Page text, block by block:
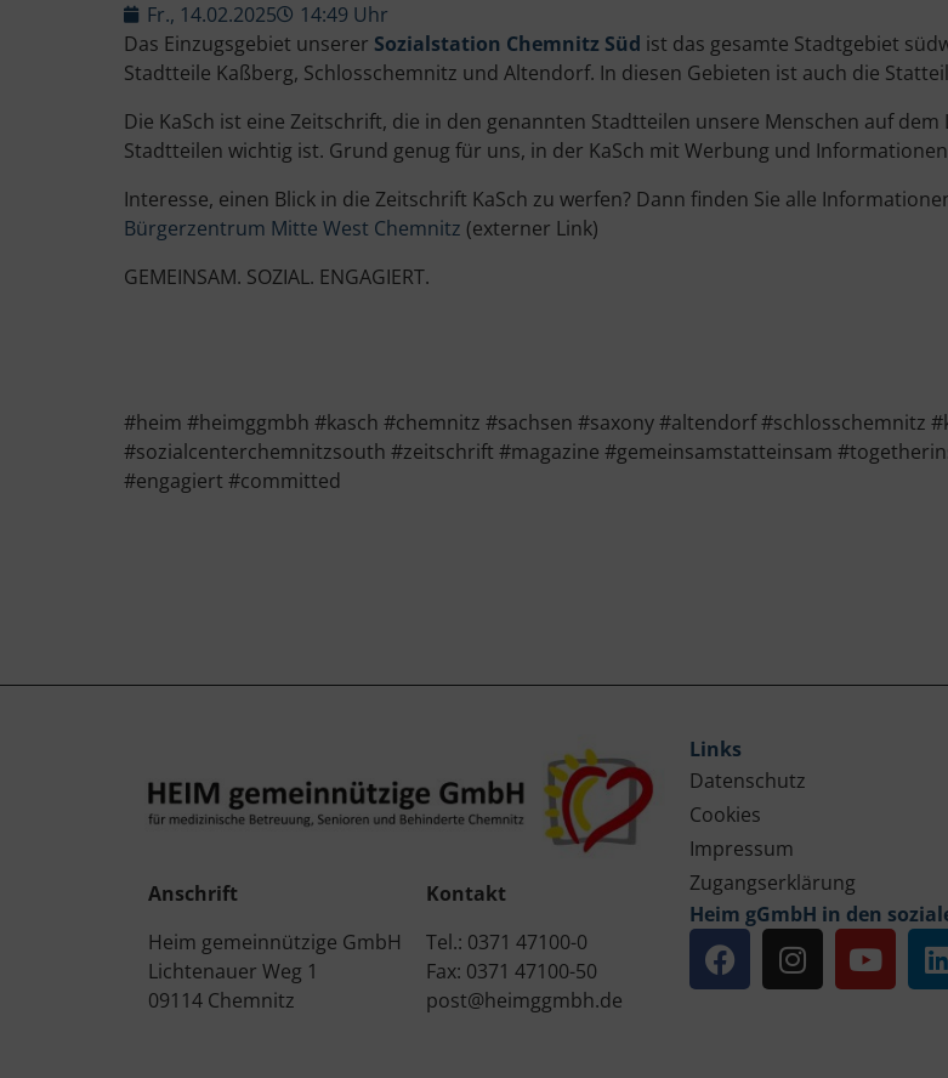
Fr., 14.02.2025
14:49 Uhr
Das Einzugsgebiet unserer Sozialstation Chemnitz Süd ist das gesamte Stadtgebiet
Stadtteile Kaßberg, Schlosschemnitz und Altendorf. In diesen Gebieten ist auch die
Die KaSch ist eine Zeitschrift, die in den genannten Stadtteilen unsere Menschen auf
Stadtteilen wichtig ist. Grund genug für uns, in der KaSch mit Werbung und
Interesse, einen Blick in die Zeitschrift KaSch zu werfen? Dann finden Sie alle
Bürgerzentrum Mitte West Chemnitz (externer Link)
GEMEINSAM. SOZIAL. ENGAGIERT.
#heim #heimggmbh #kasch #chemnitz #sachsen #saxony #altendorf #schlosschemnitz
#sozialcenterchemnitzsouth #zeitschrift #magazine #gemeinsamstatteinsam
#engagiert #committed
Anschrift
Heim gemeinnützige GmbH
Lichtenauer Weg 1
09114 Chemnitz
Kontakt
Tel.: 0371 47100-0
Fax: 0371 47100-50
post@heimggmbh.de
Links
Datenschutz
Cookies
Impressum
Zugangserklärung
Heim gGmbH in den